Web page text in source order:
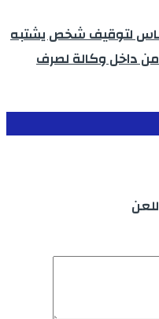
لتوقيف شخص يشتبه
داخل وكالة لصرف